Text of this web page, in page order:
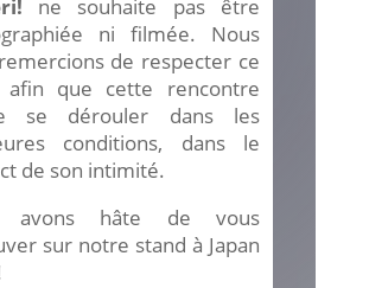
ne souhaite pas être
ni filmée. Nous
de respecter ce
afin que cette rencontre
se dérouler dans les
conditions, dans le
de son intimité.
avons hâte de vous
sur notre stand à Japan